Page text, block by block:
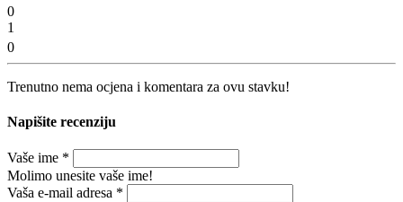
0
1
0
Trenutno nema ocjena i komentara za ovu stavku!
Napišite recenziju
Vaše ime *
Molimo unesite vaše ime!
Vaša e-mail adresa *